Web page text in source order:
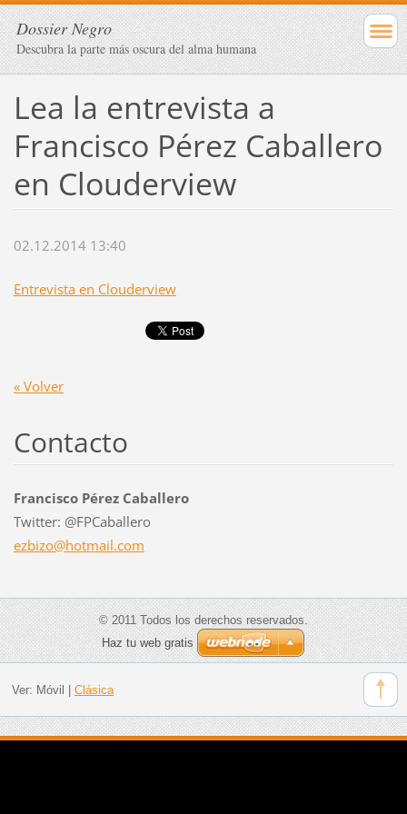
Dossier Negro
Descubra la parte más oscura del alma humana
Lea la entrevista a
Francisco Pérez Caballero
en Clouderview
02.12.2014 13:40
Entrevista en Clouderview
« Volver
Contacto
Francisco Pérez Caballero
Twitter: @FPCaballero
ezbizo@hotmail.com
© 2011 Todos los derechos reservados.
Haz tu web gratis
Ver: Móvil Clásica